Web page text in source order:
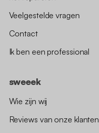
Veelgestelde vragen
Contact
Ik ben een professional
sweeek
Wie zijn wij
Reviews van onze klanten